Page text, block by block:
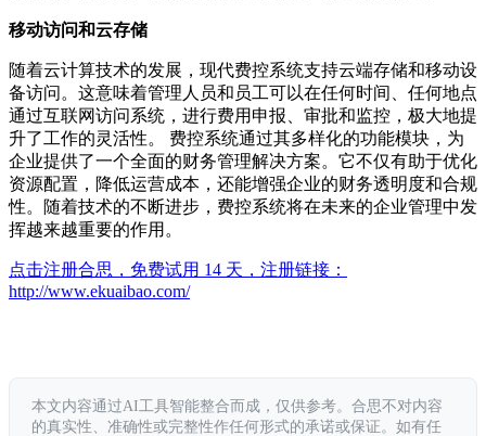
移动访问和云存储
随着云计算技术的发展，现代费控系统支持云端存储和移动设
备访问。这意味着管理人员和员工可以在任何时间、任何地点
通过互联网访问系统，进行费用申报、审批和监控，极大地提
升了工作的灵活性。 费控系统通过其多样化的功能模块，为
企业提供了一个全面的财务管理解决方案。它不仅有助于优化
资源配置，降低运营成本，还能增强企业的财务透明度和合规
性。随着技术的不断进步，费控系统将在未来的企业管理中发
挥越来越重要的作用。
点击注册合思，免费试用 14 天，注册链接：
http://www.ekuaibao.com/
本文内容通过AI工具智能整合而成，仅供参考。合思不对内容
的真实性、准确性或完整性作任何形式的承诺或保证。如有任